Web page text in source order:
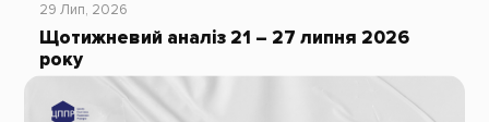
29 Лип, 2026
Щотижневий аналіз 21 – 27 липня 2026
року